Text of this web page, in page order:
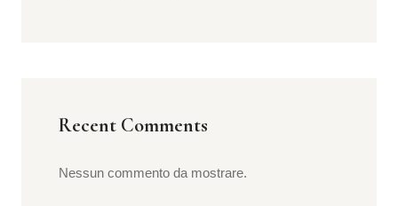
Recent Comments
Nessun commento da mostrare.